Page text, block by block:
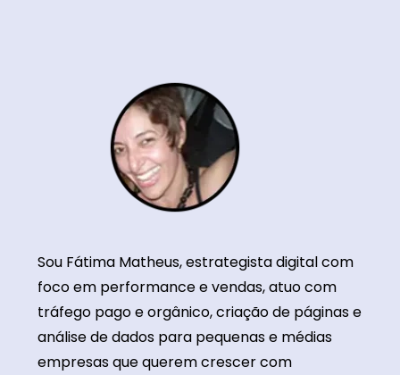
Sou Fátima Matheus, estrategista digital com
foco em performance e vendas, atuo com
tráfego pago e orgânico, criação de páginas e
análise de dados para pequenas e médias
empresas que querem crescer com